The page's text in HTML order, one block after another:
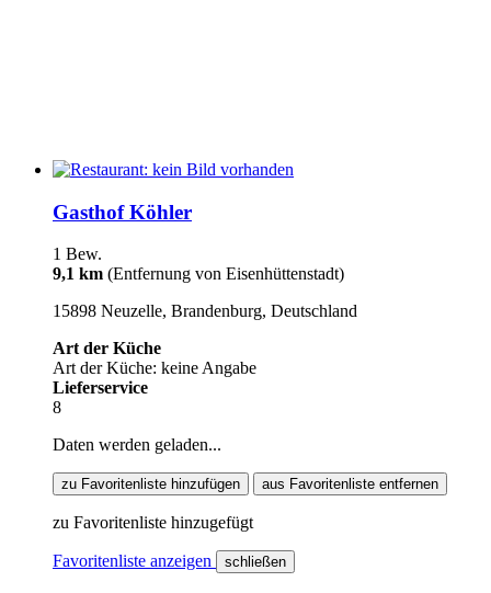
Gasthof Köhler
1 Bew.
9,1 km (Entfernung von Eisenhüttenstadt)
15898 Neuzelle, Brandenburg, Deutschland
Art der Küche
Art der Küche: keine Angabe
Lieferservice
8
Daten werden geladen...
zu Favoritenliste hinzufügen aus Favoritenliste entfernen
zu Favoritenliste hinzugefügt
Favoritenliste anzeigen schließen